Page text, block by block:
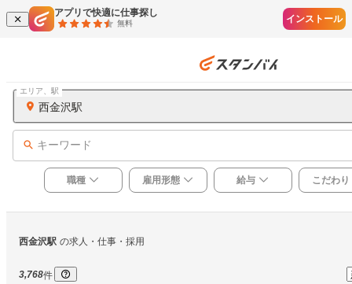
アプリで快適に仕事探し
無料 インストール
西金沢駅
エリア、駅
キーワード
職種 雇用形態 給与 こだわり
西金沢駅 の求人・仕事・採用
3,768件